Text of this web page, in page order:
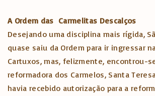
A Ordem das Carmelitas Descalços
Desejando uma disciplina mais rígida,
quase saiu da Ordem para ir ingressar
Cartuxos, mas, felizmente, encontrou-
reformadora dos Carmelos, Santa
havia recebido autorização para a